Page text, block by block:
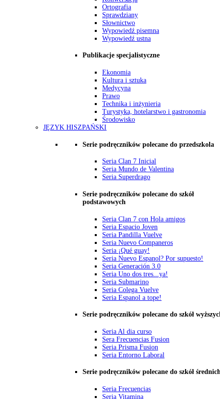
Ortografia
Sprawdziany
Słownictwo
Wypowiedź pisemna
Wypowiedź ustna
Publikacje specjalistyczne
Ekonomia
Kultura i sztuka
Medycyna
Prawo
Technika i inżynieria
Turystyka, hotelarstwo i gastronomia
Środowisko
JĘZYK HISZPAŃSKI
Serie podręczników polecane do przedszkola
Seria Clan 7 Inicial
Seria Mundo de Valentina
Seria Superdrago
Serie podręczników polecane do szkół
podstawowych
Seria Clan 7 con Hola amigos
Seria Espacio Joven
Seria Pandilla Vuelve
Seria Nuevo Companeros
Seria ¡Qué guay!
Seria Nuevo Espanol? Por supuesto!
Seria Generación 3.0
Seria Uno dos tres...ya!
Seria Submarino
Seria Colega Vuelve
Seria Espanol a tope!
Serie podręczników polecane do szkół
Seria Al dia curso
Sera Frecuencias Fusion
Seria Prisma Fusion
Seria Entorno Laboral
Serie podręczników polecane do szkół
Seria Frecuencias
Seria Vitamina